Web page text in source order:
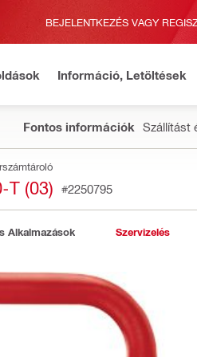
BEJELENTKEZÉS VAGY
Információ, Letöltések
Fontos információk Szállítást
T (03) #2250795
Alkalmazások Szervizelés